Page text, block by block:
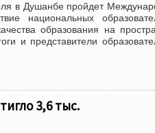
в Душанбе пройдет
национальных
образования на
и представители
3,6 тыс.